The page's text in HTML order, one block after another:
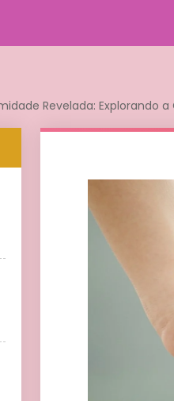
Revelada: Explorando